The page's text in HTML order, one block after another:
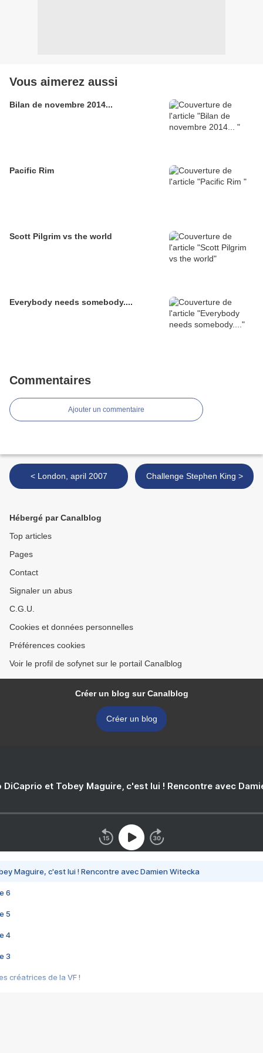
Vous aimerez aussi
Bilan de novembre 2014...
Pacific Rim
Scott Pilgrim vs the world
Everybody needs somebody....
Commentaires
Ajouter un commentaire
< London, april 2007 Challenge Stephen King >
Hébergé par Canalblog
Top articles
Pages
Contact
Signaler un abus
C.G.U.
Cookies et données personnelles
Préférences cookies
Voir le profil de sofynet sur le portail Canalblog
Créer un blog sur Canalblog
Créer un blog
DiCaprio et Tobey Maguire, c'est lui ! Rencontre avec
Maguire, c'est lui ! Rencontre avec Damien Witecka
6
5
4
3
créatrices de la VF !